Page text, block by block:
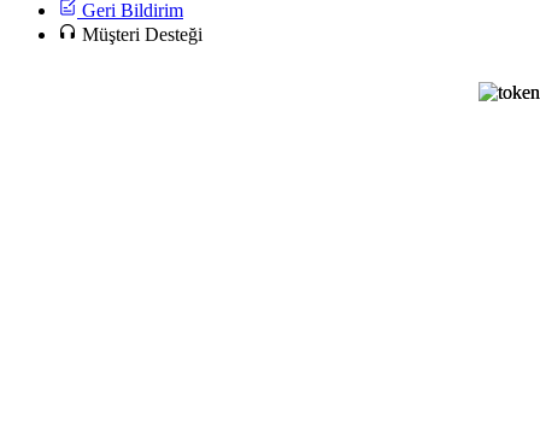
Geri Bildirim
Müşteri Desteği